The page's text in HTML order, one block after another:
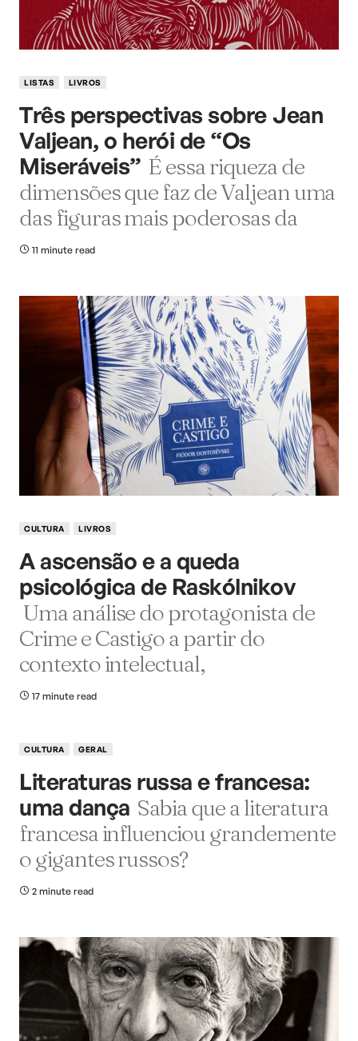
LISTAS LIVROS
Três perspectivas sobre Jean
Valjean, o herói de “Os
Miseráveis” É essa riqueza de
dimensões que faz de Valjean uma
das figuras mais poderosas da
11 minute read
CULTURA LIVROS
A ascensão e a queda
psicológica de Raskólnikov
Uma análise do protagonista de
Crime e Castigo a partir do
contexto intelectual,
17 minute read
CULTURA GERAL
Literaturas russa e francesa:
uma dança Sabia que a literatura
francesa influenciou grandemente
o gigantes russos?
2 minute read